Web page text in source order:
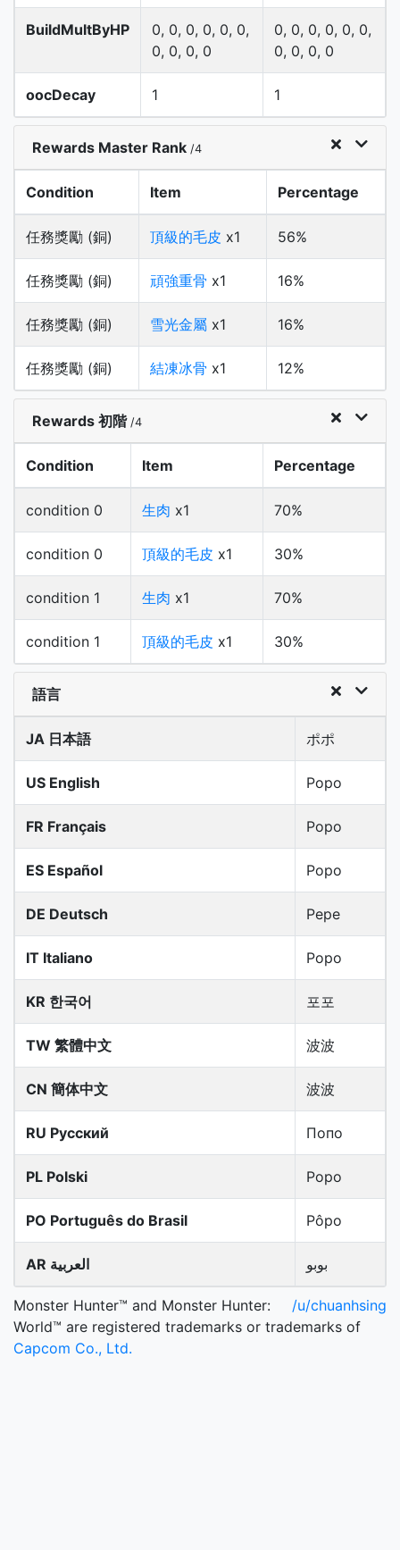
BuildMultByHP
0, 0, 0, 0, 0, 0,
0, 0, 0, 0
0, 0, 0, 0, 0, 0,
0, 0, 0, 0
oocDecay 1 1
Rewards Master Rank /4
Condition Item Percentage
任務獎勵 (銅) 頂級的毛皮 x1 56%
任務獎勵 (銅) 頑強重骨 x1 16%
任務獎勵 (銅) 雪光金屬 x1 16%
任務獎勵 (銅) 結凍冰骨 x1 12%
Rewards 初階 /4
Condition Item Percentage
condition 0 生肉 x1 70%
condition 0 頂級的毛皮 x1 30%
condition 1 生肉 x1 70%
condition 1 頂級的毛皮 x1 30%
語言
JA 日本語 ポポ
US English Popo
FR Français Popo
ES Español Popo
DE Deutsch Pepe
IT Italiano Popo
KR 한국어 포포
TW 繁體中文 波波
CN 簡体中文 波波
RU Русский Попо
PL Polski Popo
PO Português do Brasil Pôpo
AR العربية بوبو
/u/chuanhsing
Monster Hunter™ and Monster Hunter:
World™ are registered trademarks or trademarks of
Capcom Co., Ltd.